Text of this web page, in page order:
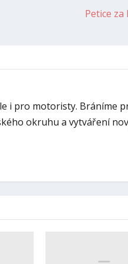
Petice
i pro motoristy. Bráníme
okruhu a vytváření